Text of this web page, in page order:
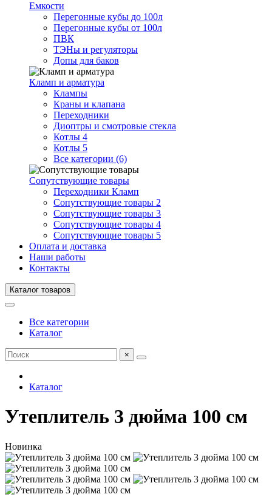
Емкости
Перегонные кубы до 100л
Перегонные кубы от 100л
ПВК
ТЭНы и регуляторы
Допы для баков
Кламп и арматура
Клампы
Краны и клапана
Переходники
Диоптры и смотровые стекла
Котлы 4
Котлы 5
Все категории (6)
Сопутствующие товары
Переходники Кламп
Сопутствующие товары 2
Сопутствующие товары 3
Сопутствующие товары 4
Сопутствующие товары 5
Оплата и доставка
Наши работы
Контакты
Каталог товаров
Все категории
Каталог
×
Каталог
Утеплитель 3 дюйма 100 см
Новинка